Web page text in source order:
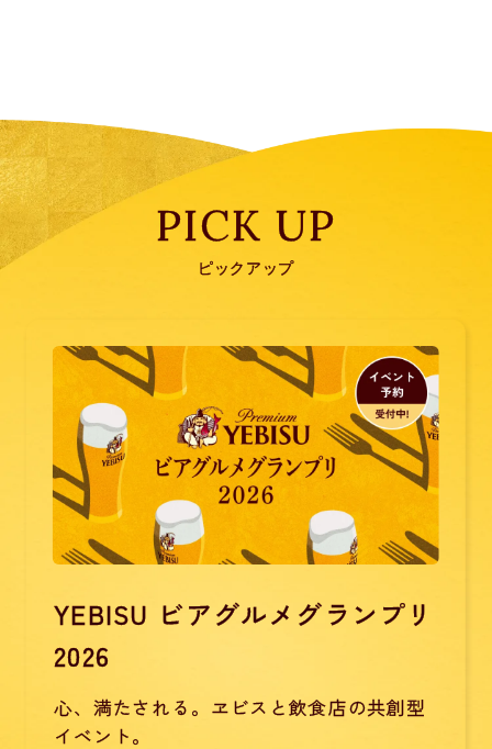
PICK UP
ピックアップ
YEBISU ビアグルメグランプリ
2026
心、満たされる。ヱビスと飲食店の共創型
イベント。